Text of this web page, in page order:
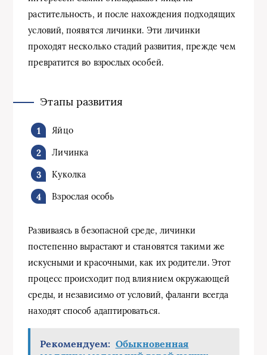
растительность, и после нахождения подходящих
условий, появятся личинки. Эти личинки
проходят несколько стадий развития, прежде чем
превратится во взрослых особей.
Этапы развития
Яйцо
Личинка
Куколка
Взрослая особь
Развиваясь в безопасной среде, личинки
постепенно вырастают и становятся такими же
искусными и красочными, как их родители. Этот
процесс происходит под влиянием окружающей
среды, и независимо от условий, фаланги всегда
находят способ адаптироваться.
Рекомендуем: Обыкновенная